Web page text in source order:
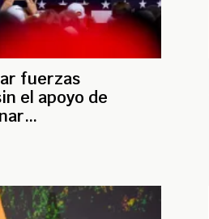
fuerzas
el apoyo de